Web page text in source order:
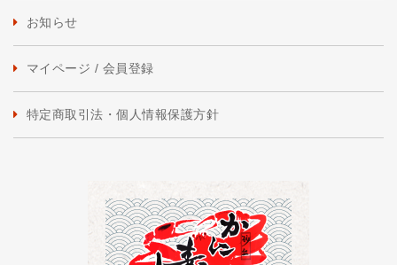
お知らせ
マイページ / 会員登録
特定商取引法・個人情報保護方針